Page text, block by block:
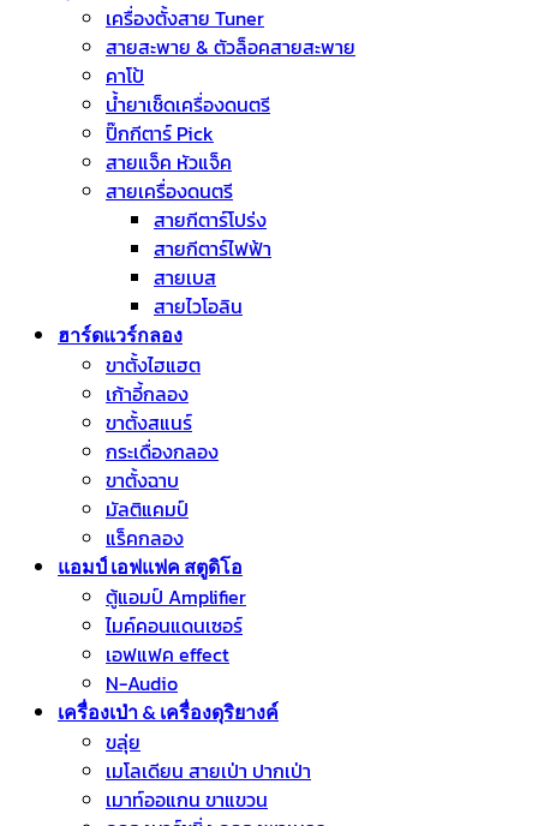
เครื่องตั้งสาย Tuner
สายสะพาย & ตัวล็อคสายสะพาย
คาโป้
น้ำยาเช็ดเครื่องดนตรี
ปิ๊กกีตาร์ Pick
สายแจ็ค หัวแจ็ค
สายเครื่องดนตรี
สายกีตาร์โปร่ง
สายกีตาร์ไฟฟ้า
สายเบส
สายไวโอลิน
ฮาร์ดแวร์กลอง
ขาตั้งไฮแฮต
เก้าอี้กลอง
ขาตั้งสแนร์
กระเดื่องกลอง
ขาตั้งฉาบ
มัลติแคมป์
แร็คกลอง
แอมป์ เอฟแฟค สตูดิโอ
ตู้แอมป์ Amplifier
ไมค์คอนแดนเซอร์
เอฟแฟค effect
N-Audio
เครื่องเป่า & เครื่องดุริยางค์
ขลุ่ย
เมโลเดียน สายเป่า ปากเป่า
เมาท์ออแกน ขาแขวน